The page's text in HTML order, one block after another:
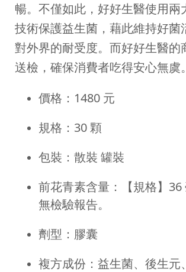
暢。不僅如此，好好生醫使用兩
技術保護益生菌，藉此維持好菌
對外界的耐受度。而好好生醫的
送檢，確保消費者吃得安心無虞。
價格：1480 元
規格：30 顆
包裝：散裝 罐裝
前花青素含量：【規格】36
無檢驗報告。
劑型：膠囊
複方成份：益生菌、後生元